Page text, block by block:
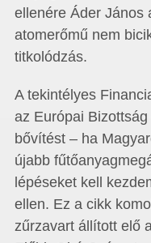
ellenére Áder János
atomerőmű nem
titkolódzás.
A tekintélyes
az Európai
bővítést – ha
újabb
lépéseket kell
ellen. Ez a cikk
zűrzavart állított elő